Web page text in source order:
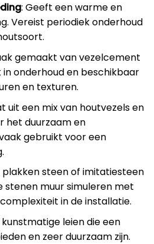
: Geeft een warme en
Vereist periodiek onderhoud
gemaakt van vezelcement
in onderhoud en beschikbaar
en texturen.
uit een mix van houtvezels en
het duurzaam en
gebruikt voor een
plakken steen of imitatiesteen
stenen muur simuleren met
in de installatie.
leien die een
en zeer duurzaam zijn.